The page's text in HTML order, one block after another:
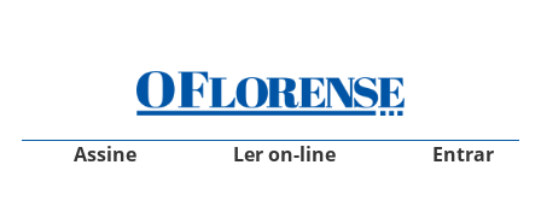
Assine Ler on-line Entrar